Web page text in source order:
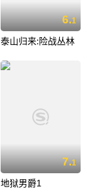
6.1
泰山归来:险战丛林
7.1
地狱男爵1